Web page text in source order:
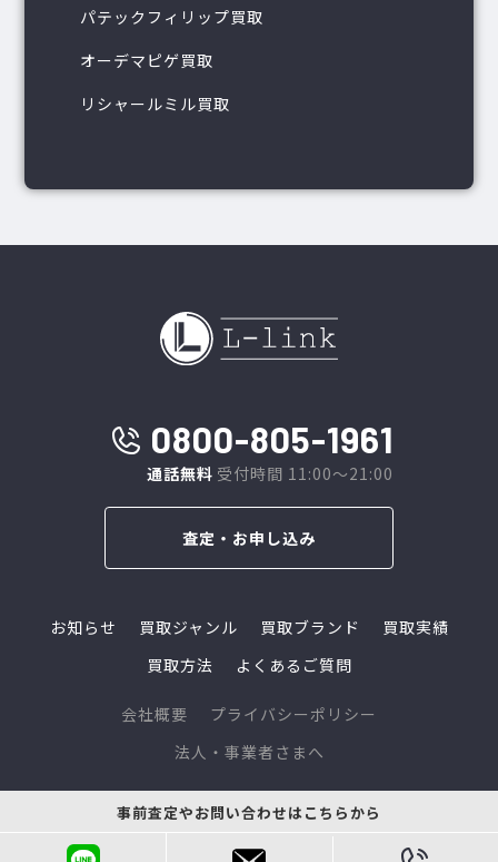
パテックフィリップ買取
オーデマピゲ買取
リシャールミル買取
0800-805-1961
通話無料 受付時間 11:00～21:00
査定・お申し込み
お知らせ 買取ジャンル 買取ブランド
買取実績
買取方法
よくあるご質問
会社概要
プライバシーポリシー
法人・事業者さまへ